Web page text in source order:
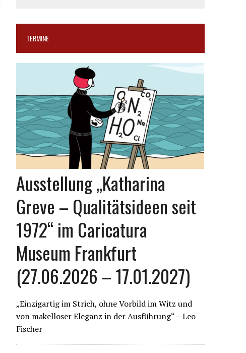
TERMINE
Ausstellung „Katharina
Greve – Qualitätsideen seit
1972“ im Caricatura
Museum Frankfurt
(27.06.2026 – 17.01.2027)
„Einzigartig im Strich, ohne Vorbild im Witz und
von makelloser Eleganz in der Ausführung“ – Leo
Fischer